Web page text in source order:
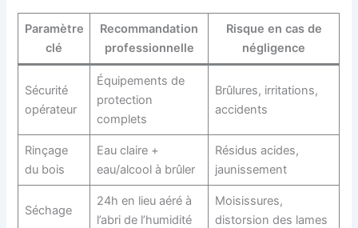
Paramètre
clé
Recommandation
professionnelle
Risque en cas de
négligence
Sécurité
opérateur
Équipements de
protection
complets
Brûlures, irritations,
accidents
Rinçage
du bois
Eau claire +
eau/alcool à brûler
Résidus acides,
jaunissement
Séchage
24h en lieu aéré à
l’abri de l’humidité
Moisissures,
distorsion des lames